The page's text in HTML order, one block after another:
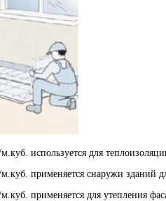
используется для
применяется снаружи зданий
применяется для утепления